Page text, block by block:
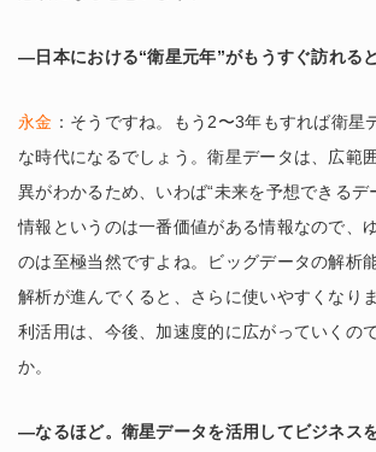
―日本における“衛星元年”がもうすぐ訪れる
永金 ：そうですね。もう2〜3年もすれば衛星
な時代になるでしょう。衛星データは、広範
異がわかるため、いわば“未来を予想できるデ
情報というのは一番価値がある情報なので、
のは至極当然ですよね。ビッグデータの解析
解析が進んでくると、さらに使いやすくなり
利活用は、今後、加速度的に広がっていくの
か。
―なるほど。衛星データを活用してビジネス